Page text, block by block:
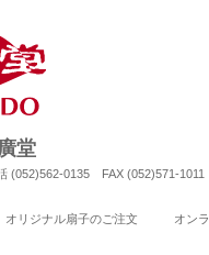
堂
0135 FAX (052)571-1011
オリジナル扇子のご注文
オン